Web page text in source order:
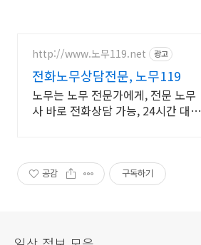
http://www.노무119.net 광고
전화노무상담전문, 노무119
노무는 노무 전문가에게, 전문 노무
사 바로 전화상담 가능, 24시간 대기
공감 구독하기